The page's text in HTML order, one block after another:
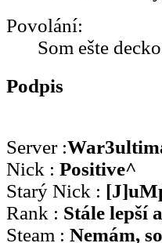
Povolání:
Som ešte
Podpis
Server :
Nick : Positive^
Starý Nick :
Rank : Stále lepší
Steam : Nemám,